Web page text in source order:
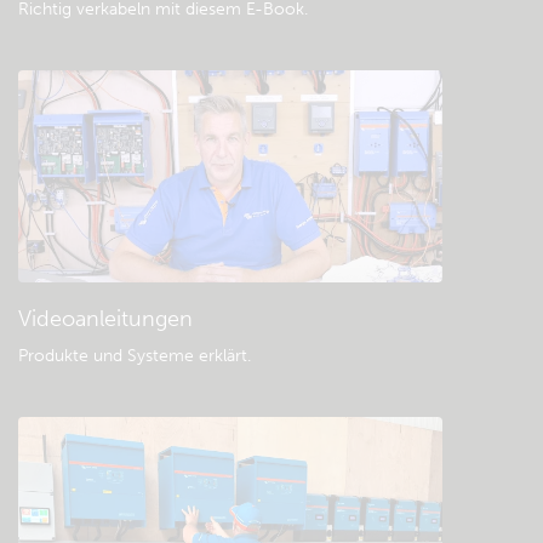
Richtig verkabeln mit diesem E-Book.
Videoanleitungen
Produkte und Systeme erklärt.